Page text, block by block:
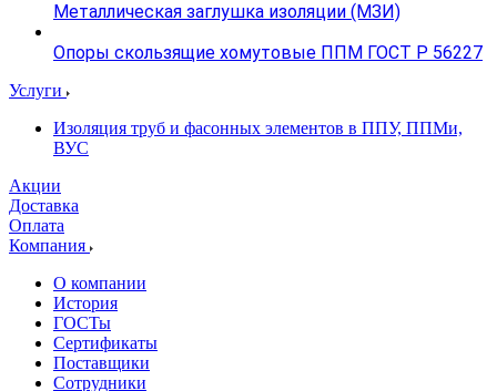
Металлическая заглушка изоляции (МЗИ)
Опоры скользящие хомутовые ППМ ГОСТ Р 56227
Услуги
Изоляция труб и фасонных элементов в ППУ, ППМи,
ВУС
Акции
Доставка
Оплата
Компания
О компании
История
ГОСТы
Сертификаты
Поставщики
Сотрудники